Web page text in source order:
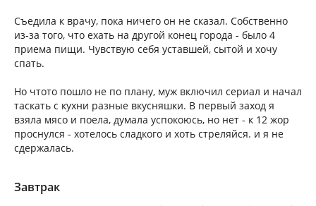
Съедила к врачу, пока ничего он не сказал. Собственно
из-за того, что ехать на другой конец города - было 4
приема пищи. Чувствую себя уставшей, сытой и хочу
спать.
Но чтото пошло не по плану, муж включил сериал и начал
таскать с кухни разные вкусняшки. В первый заход я
взяла мясо и поела, думала успокоюсь, но нет - к 12 жор
проснулся - хотелось сладкого и хоть стреляйся. и я не
сдержалась.
Завтрак